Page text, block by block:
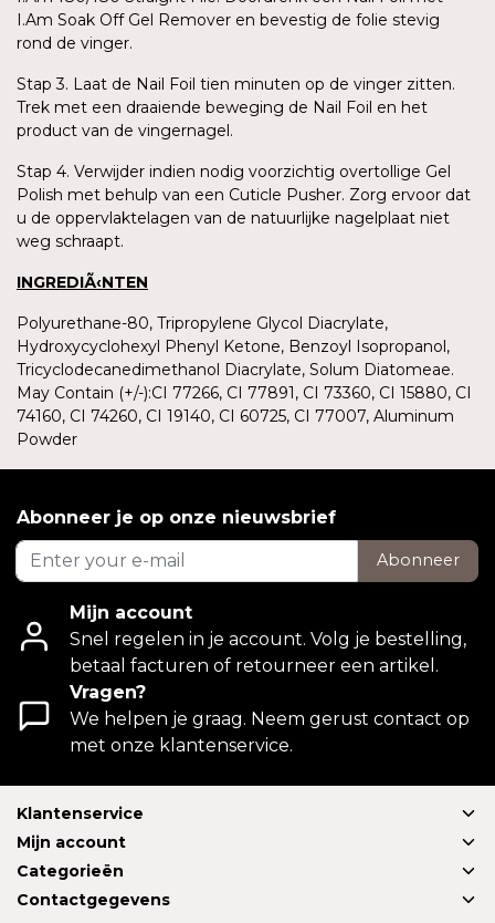
I.Am Soak Off Gel Remover en bevestig de folie stevig
rond de vinger.
Stap 3. Laat de Nail Foil tien minuten op de vinger zitten.
Trek met een draaiende beweging de Nail Foil en het
product van de vingernagel.
Stap 4. Verwijder indien nodig voorzichtig overtollige Gel
Polish met behulp van een Cuticle Pusher. Zorg ervoor dat
u de oppervlaktelagen van de natuurlijke nagelplaat niet
weg schraapt.
INGREDIÃ‹NTEN
Polyurethane-80, Tripropylene Glycol Diacrylate,
Hydroxycyclohexyl Phenyl Ketone, Benzoyl Isopropanol,
Tricyclodecanedimethanol Diacrylate, Solum Diatomeae.
May Contain (+/-):CI 77266, CI 77891, CI 73360, CI 15880, CI
74160, CI 74260, CI 19140, CI 60725, CI 77007, Aluminum
Powder
Abonneer je op onze nieuwsbrief
Abonneer
Mijn account
Snel regelen in je account. Volg je bestelling,
betaal facturen of retourneer een artikel.
Vragen?
We helpen je graag. Neem gerust contact op
met onze klantenservice.
Klantenservice
Mijn account
Categorieën
Contactgegevens